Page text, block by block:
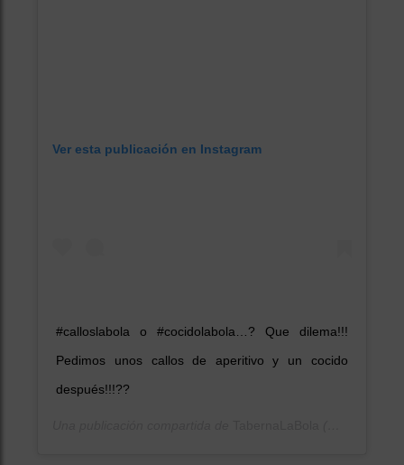
Ver esta publicación en Instagram
#calloslabola o #cocidolabola…? Que dilema!!!
Pedimos unos callos de aperitivo y un cocido
después!!!??